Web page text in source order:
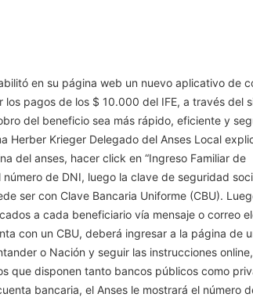
en su página web un nuevo aplicativo de
los pagos de los $ 10.000 del IFE, a través del
del beneficio sea más rápido, eficiente y
Herber Krieger Delegado del Anses Local
del anses, hacer click en “Ingreso Familiar de
número de DNI, luego la clave de seguridad
ser con Clave Bancaria Uniforme (CBU).
a cada beneficiario vía mensaje o correo
con un CBU, deberá ingresar a la página de
o Nación y seguir las instrucciones online,
que disponen tanto bancos públicos como
bancaria, el Anses le mostrará el número